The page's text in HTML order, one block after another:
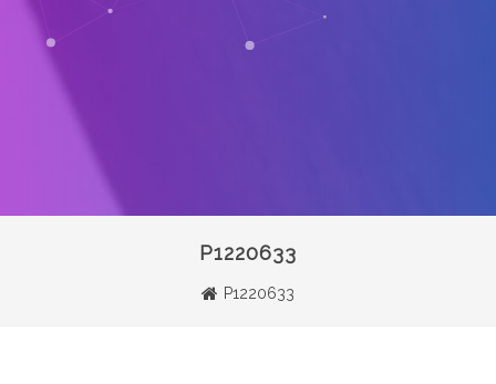
P1220633
P1220633